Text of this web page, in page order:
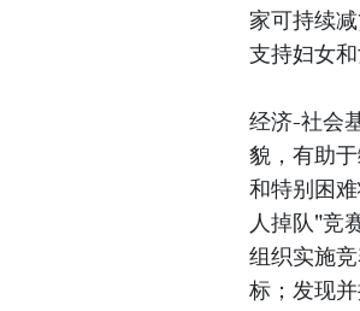
家可持续
支持妇女
经济-社会
貌，有助
和特别困
人掉队"竞
组织实施
标；发现